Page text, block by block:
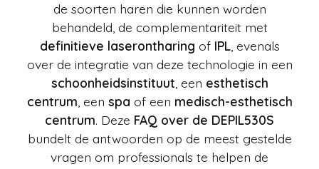
de soorten haren die kunnen worden
behandeld, de complementariteit met
definitieve laserontharing of IPL, evenals
over de integratie van deze technologie in een
schoonheidsinstituut , een esthetisch
centrum , een spa of een medisch-esthetisch
centrum. Deze FAQ over de DEPIL530S
bundelt de antwoorden op de meest gestelde
vragen om professionals te helpen de